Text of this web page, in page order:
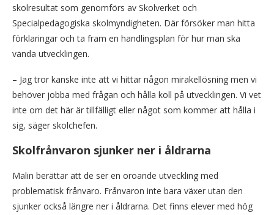
skolresultat som genomförs av Skolverket och
Specialpedagogiska skolmyndigheten. Där försöker man hitta
förklaringar och ta fram en handlingsplan för hur man ska
vända utvecklingen.
– Jag tror kanske inte att vi hittar någon mirakellösning men vi
behöver jobba med frågan och hålla koll på utvecklingen. Vi vet
inte om det här är tillfälligt eller något som kommer att hålla i
sig, säger skolchefen.
Skolfrånvaron sjunker ner i åldrarna
Malin berättar att de ser en oroande utveckling med
problematisk frånvaro. Frånvaron inte bara växer utan den
sjunker också längre ner i åldrarna. Det finns elever med hög